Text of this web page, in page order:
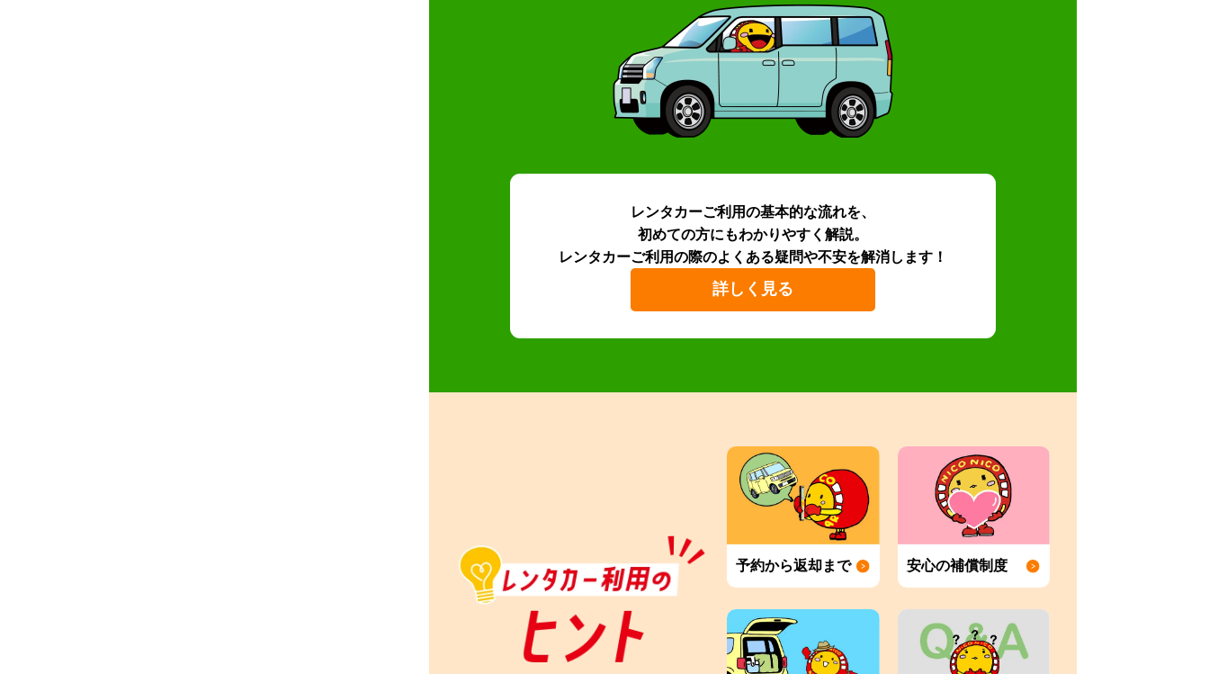
レンタカーご利用の基本的な流れを、
初めての方にもわかりやすく解説。
レンタカーご利用の際のよくある疑問や不安を解消します！
詳しく見る
予約から返却まで 安心の補償制度